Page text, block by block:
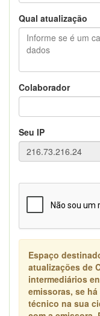
Qual atualização
Colaborador
Seu IP
Espaço
atualizações de
intermediários
emissoras, se
técnico na sua